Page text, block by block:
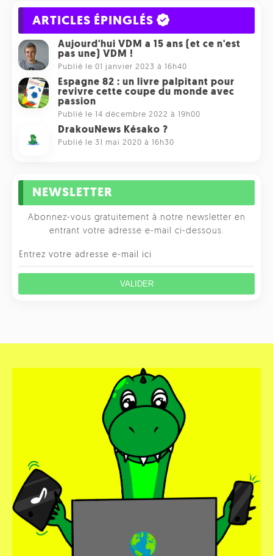
ARTICLES ÉPINGLÉS
Aujourd'hui VDM a 15 ans (et ce n'est
pas une) VDM !
Publié le 01 janvier 2023 à 16h40
Espagne 82 : un livre palpitant pour
revivre cette coupe du monde avec
passion
Publié le 14 décembre 2022 à 19h00
DrakouNews Késako ?
Publié le 31 mai 2020 à 16h30
NEWSLETTER
Abonnez-vous gratuitement à notre newsletter en
entrant votre adresse e-mail ci-dessous.
VALIDER